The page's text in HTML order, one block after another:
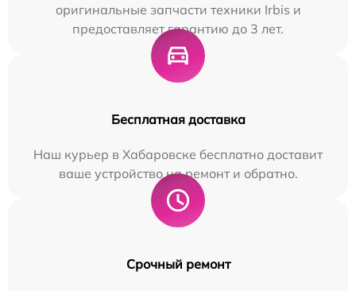
оригинальные запчасти техники Irbis и
предоставляет гарантию до 3 лет.
Бесплатная доставка
Наш курьер в Хабаровске бесплатно доставит
ваше устройство на ремонт и обратно.
Срочный ремонт